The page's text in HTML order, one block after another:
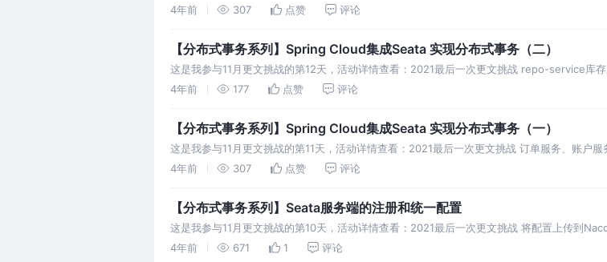
添加Seata的配置项，具体配置项如下：
4年前 307 点赞 评论
【分布式事务系列】Spring Cloud集成Seata 实现分布式事务（二）
这是我参与11月更文挑战的第12天，活动详情查看：2021最后一次更文挑战 repo-service库
SpringBoot的Web项目，用于对外提供以业务
4年前 177 点赞 评论
【分布式事务系列】Spring Cloud集成Seata 实现分布式事务（一）
这是我参与11月更文挑战的第11天，活动详情查看：2021最后一次更文挑战 订单服务、账户
如下所示，用户执行下单请求时，会调用下单业务的REST接口，接口会分别
4年前 307 点赞 评论
【分布式事务系列】Seata服务端的注册和统一配置
这是我参与11月更文挑战的第10天，活动详情查看：2021最后一次更文挑战 将配置上传到
有一个script文件夹，目录结构如下： client：存放客
4年前 671 1 评论